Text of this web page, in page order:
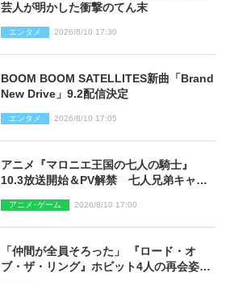
芸人が明かした衝撃のてん末
エンタメ 2026/8/10 17:30
BOOM BOOM SATELLITES新曲「Brand
New Drive」9.2配信決定
エンタメ 2026/8/10 17:05
アニメ『マロニエ王国の七人の騎士』
10.3放送開始＆PV解禁 七人兄弟キャス
アニメ･ゲーム 2026/8/10 17:00
「仲間が全員そろった」 『ロード・オ
ブ・ザ・リング』ホビット4人の再会姿に